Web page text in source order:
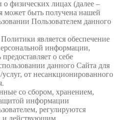
физических лицах (далее –
может быть получена нашей
Пользователем данного
является обеспечение
информации,
о себе
данного Сайта для
от несанкционированного
со сбором, хранением,
информации
регулируются
и действующим